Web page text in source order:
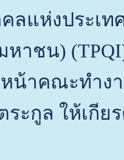
ลแห่งประเท
าชน)
น้าคณะทำง
ะกูล ให้เกีย